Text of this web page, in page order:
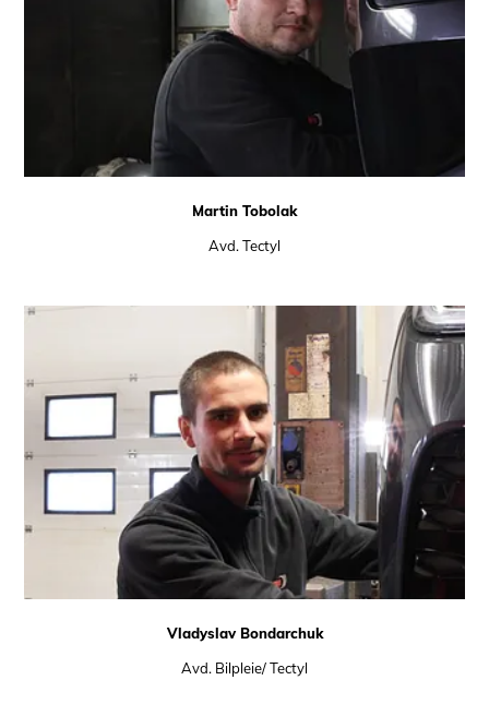
Martin Tobolak
Avd. Tectyl
Vladyslav Bondarchuk
Avd. Bilpleie/ Tectyl